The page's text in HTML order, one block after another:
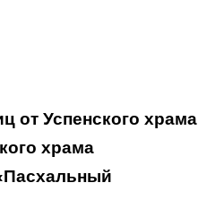
от Успенского храма
храма